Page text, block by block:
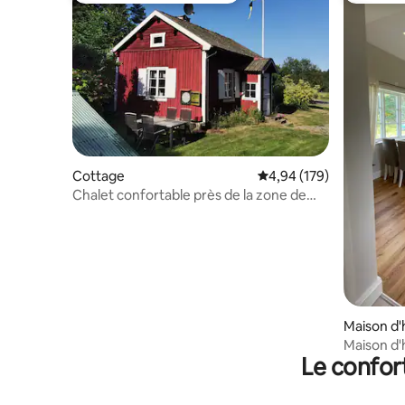
Cottage Évaluation moyenne
4,94 (179)
Chalet confortable près de la zone de
Maison
Maison
Le